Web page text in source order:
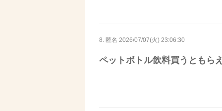
8. 匿名 2026/07/07(火) 23:06:30
ペットボトル飲料買うともら